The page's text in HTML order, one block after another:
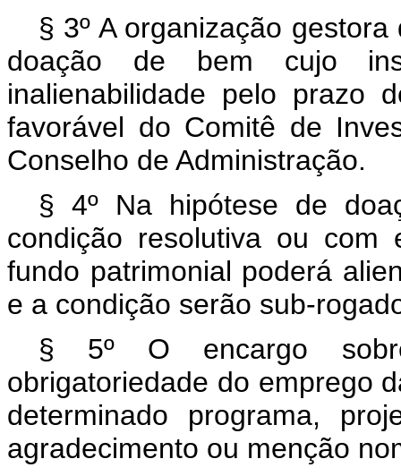
§ 3º A organização
doação de bem cujo
inalienabilidade pelo prazo
favorável do Comitê de
Conselho de Administração.
§ 4º Na hipótese de
condição resolutiva ou com
fundo patrimonial poderá
e a condição serão sub-
§ 5º O encargo
obrigatoriedade do emprego
determinado programa,
agradecimento ou menção